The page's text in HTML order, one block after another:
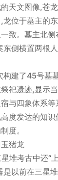
天文图像,苍
龙位于墓主的
致。墓主北
侧横置两根
建了45号墓
祀遗迹,显示
与四象体系
度发达的知
度。
猪龙
考古中还“上
以前在三星